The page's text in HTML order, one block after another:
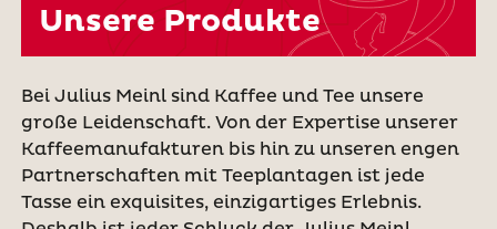
Bei Julius Meinl sind Kaffee und Tee unsere
große Leidenschaft. Von der Expertise unserer
Kaffeemanufakturen bis hin zu unseren engen
Partnerschaften mit Teeplantagen ist jede
Tasse ein exquisites, einzigartiges Erlebnis.
Unsere Produkte